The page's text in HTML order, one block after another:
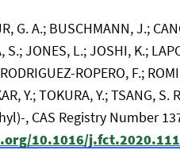
G. A.; BUSCHMANN, J.;
S.; JONES, L.; JOSHI, K.;
ROPERO, F.;
Y.; TOKURA, Y.; TSANG,
, CAS Registry Number
10.1016/